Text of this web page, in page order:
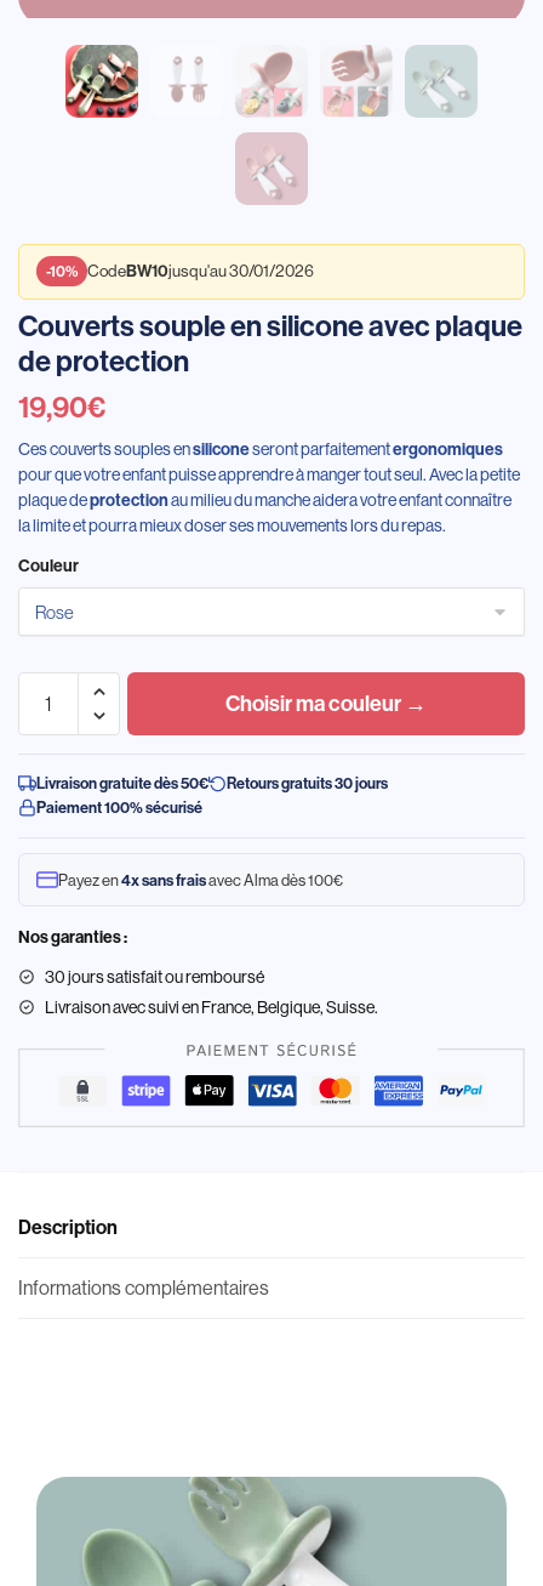
-10% CodeBW10jusqu'au 30/01/2026
Couverts souple en silicone avec plaque
de protection
19,90€
Ces couverts souples ensiliconeseront parfaitementergonomiques
pour que votre enfant puisse apprendre à manger tout seul. Avec la petite
plaque deprotectionau milieu du manche aidera votre enfant connaître
la limite et pourra mieux doser ses mouvements lors du repas.
Couleur
Choisir ma couleur →
Livraison gratuite dès 50€
Retours gratuits 30 jours
Paiement 100% sécurisé
Payez en4x sans fraisavec Alma dès 100€
Nos garanties :
30 jours satisfait ou remboursé
Livraisonavec suivi en France, Belgique, Suisse.
Description
Informations complémentaires